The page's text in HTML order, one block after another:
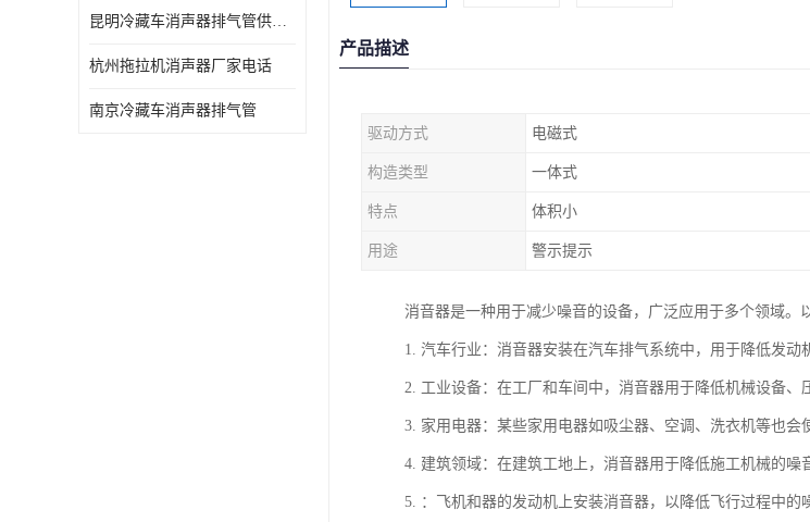
昆明冷藏车消声器排气管供货商 可定制
杭州拖拉机消声器厂家电话
南京冷藏车消声器排气管
产品描述
驱动方式 电磁式
构造类型 一体式
特点 体积小
用途 警示提示
消音器是一种用于减少噪音的设备，广泛应用于多个领域。
1. 汽车行业：消音器安装在汽车排气系统中，用于降低发动
2. 工业设备：在工厂和车间中，消音器用于降低机械设备、
3. 家用电器：某些家用电器如吸尘器、空调、洗衣机等也会
4. 建筑领域：在建筑工地上，消音器用于降低施工机械的噪
5. ：飞机和器的发动机上安装消音器，以降低飞行过程中的